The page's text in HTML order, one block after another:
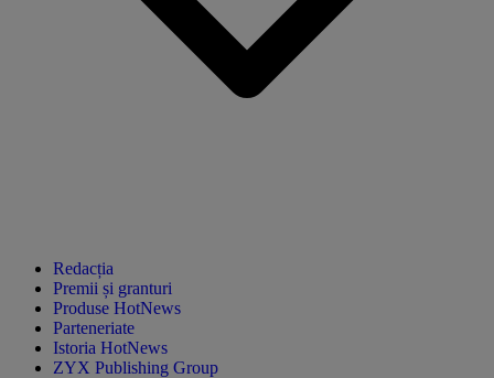
Redacția
Premii și granturi
Produse HotNews
Parteneriate
Istoria HotNews
ZYX Publishing Group